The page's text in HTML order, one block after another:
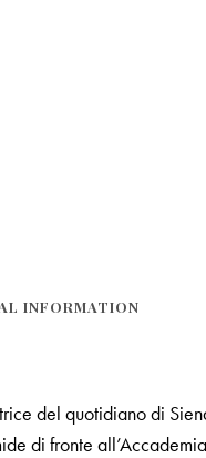
INFORMATION
del quotidiano di
di fronte